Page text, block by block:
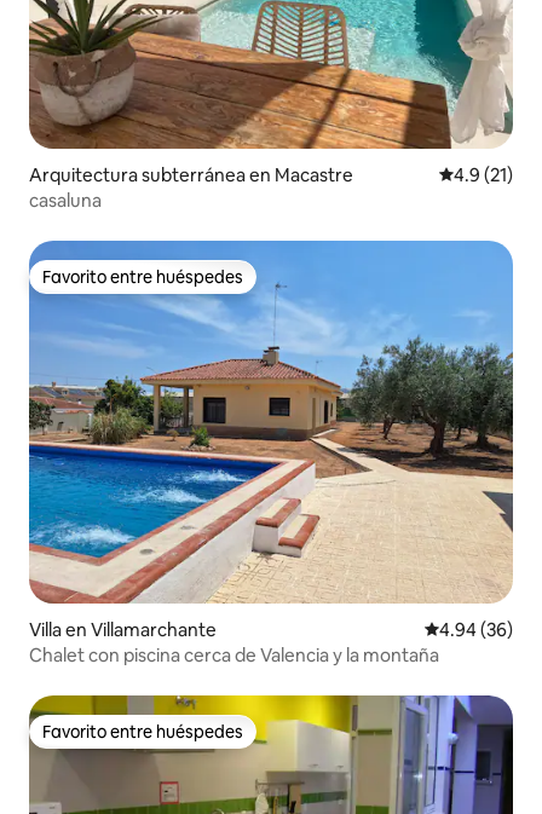
Arquitectura subterránea en Macastre Calificación
4.9 (21)
casaluna
Favorito entre huéspedes
Favorito entre huéspedes
Villa en Villamarchante Calificación
4.94 (36)
Chalet con piscina cerca de Valencia y la montaña
Favorito entre huéspedes
Favorito entre huéspedes